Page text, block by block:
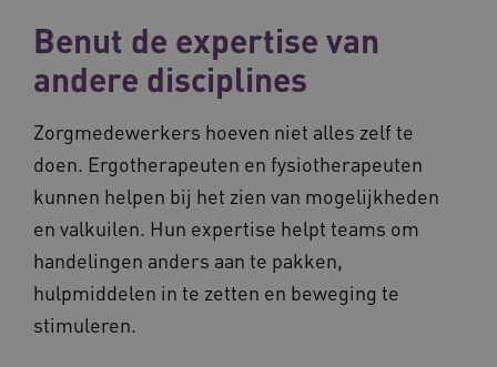
Benut de expertise van
andere disciplines
Zorgmedewerkers hoeven niet alles zelf te
doen. Ergotherapeuten en fysiotherapeuten
kunnen helpen bij het zien van mogelijkheden
en valkuilen. Hun expertise helpt teams om
handelingen anders aan te pakken,
hulpmiddelen in te zetten en beweging te
stimuleren.
CookieScriptConsent
CookieScript
www.waardigheidentrots.nl
AWSALBCORS
Amazon.com Inc.
m906.waardigheidentrots.nl